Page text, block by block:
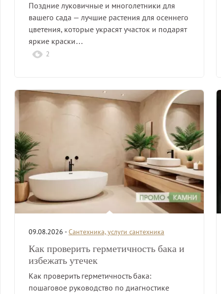
Поздние луковичные и многолетники для
вашего сада — лучшие растения для осеннего
цветения, которые украсят участок и подарят
яркие краски…
2
09.08.2026 -Сантехника, услуги сантехника
Как проверить герметичность бака и
избежать утечек
Как проверить герметичность бака:
пошаговое руководство по диагностике